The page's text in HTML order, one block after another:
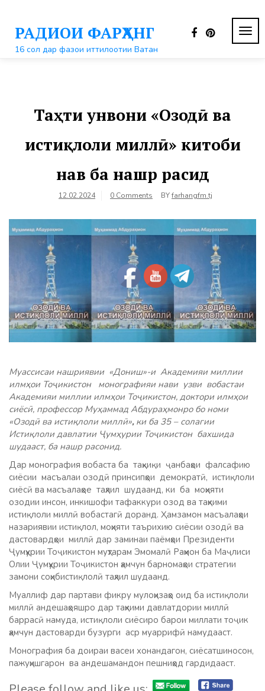
контентуРАДИОИ ФАРҲАНГ
16 сол дар фазои иттилоотии Ватан
Таҳти унвони «Озодӣ ва
истиқлоли миллӣ» китоби
нав ба нашр расид
12.02.2024 0 Comments BYfarhangfm.tj
Муассисаи нашриявии «Дониш»-и Академияи миллии
илмҳои Тоҷикистон монографияи нави узви вобастаи
Академияи миллии илмҳои Тоҷикистон, доктори илмҳои
сиёсӣ, профессор Муҳаммад Абдураҳмонро бо номи
«Озодӣ ва истиқлоли миллӣ», ки ба 35 – солагии
Истиқлоли давлатии Ҷумҳурии Тоҷикистон бахшида
шудааст, ба нашр расонид.
Дар монография вобаста ба таҳқиқи ҷанбаҳои фалсафию
сиёсии масъалаи озодӣ принсипҳои демократӣ, истиқлоли
сиёсӣ ва масъалаҳое таҳлил шудаанд, ки ба моҳияти
озодии инсон, инкишофи тафаккури озод ва таҳкими
истиқлоли миллӣ вобастагӣ доранд. Ҳамзамон масъалаҳои
назариявии истиқлол, моҳияти таърихию сиёсии озодӣ ва
дастовардҳои миллӣ дар заминаи паёмҳои Президенти
Ҷумҳурии Тоҷикистон муҳтарам Эмомалӣ Раҳмон ба Маҷлиси
Олии Ҷумҳурии Тоҷикистон ҳамчун барномаҳои стратегии
замони соҳибистиқлолӣ таҳлил шудаанд.
Муаллиф дар партави фикру мулоҳизаҳо оид ба истиқлоли
миллӣ андешаҳояшро дар таҳкими давлатдории миллӣ
баррасӣ намуда, истиқлоли сиёсиро барои миллати тоҷик
ҳамчун дастоварди бузурги аср муаррифӣ намудааст.
Монография ба доираи васеи хонандагон, сиёсатшиносон,
пажуҳишгарон ва андешамандон пешниҳод гардидааст.